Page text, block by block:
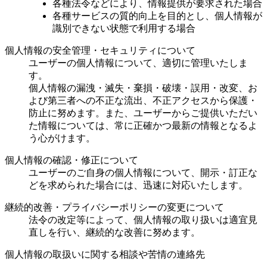
各種法令などにより、情報提供が要求された場合
各種サービスの質的向上を目的とし、個人情報が
識別できない状態で利用する場合
個人情報の安全管理・セキュリティについて
ユーザーの個人情報について、適切に管理いたしま
す。
個人情報の漏洩・滅失・棄損・破壊・誤用・改変、お
よび第三者への不正な流出、不正アクセスから保護・
防止に努めます。また、ユーザーからご提供いただい
た情報については、常に正確かつ最新の情報となるよ
う心がけます。
個人情報の確認・修正について
ユーザーのご自身の個人情報について、開示・訂正な
どを求められた場合には、迅速に対応いたします。
継続的改善・プライバシーポリシーの変更について
法令の改定等によって、個人情報の取り扱いは適宜見
直しを行い、継続的な改善に努めます。
個人情報の取扱いに関する相談や苦情の連絡先